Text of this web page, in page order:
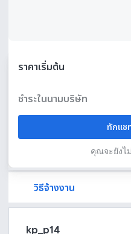
ราคาเริ่มต้น
ชำระในนามบริษัท
ทักแช
คุณจะยังไ
วิธีจ้างงาน
kp_p14